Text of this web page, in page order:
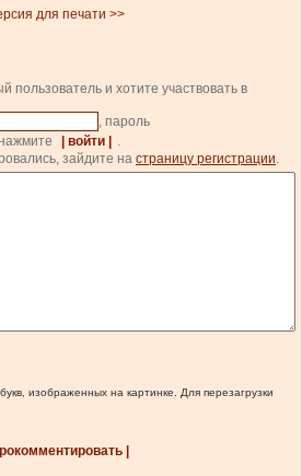
для печати >>
пользователь и хотите участвовать в
, пароль
| войти |
.
зайдите на страницу регистрации.
изображенных на картинке. Для перезагрузки
|